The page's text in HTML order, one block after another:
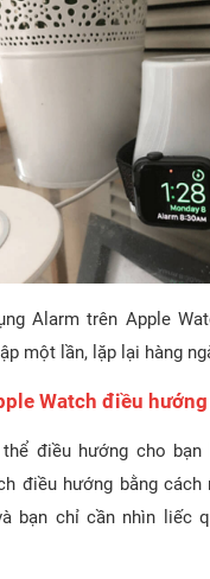
Alarm trên Apple
một lần, lặp lại hàng
Watch điều
điều hướng cho
điều hướng bằng
bạn chỉ cần nhìn liếc